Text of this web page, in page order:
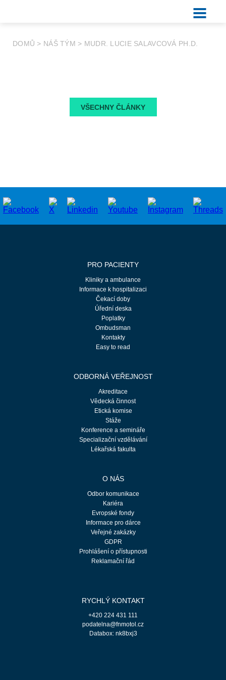
DOMŮ > NÁŠ TÝM > MUDR. LUCIE SALAVCOVÁ PH.D.
VŠECHNY ČLÁNKY
PRO PACIENTY
Kliniky a ambulance
Informace k hospitalizaci
Čekací doby
Úřední deska
Poplatky
Ombudsman
Kontakty
Easy to read
ODBORNÁ VEŘEJNOST
Akreditace
Vědecká činnost
Etická komise
Stáže
Konference a semináře
Specializační vzdělávání
Lékařská fakulta
O NÁS
Odbor komunikace
Kariéra
Evropské fondy
Informace pro dárce
Veřejné zakázky
GDPR
Prohlášení o přístupnosti
Reklamační řád
RYCHLÝ KONTAKT
+420 224 431 111
podatelna@fnmotol.cz
Databox: nk8bxj3